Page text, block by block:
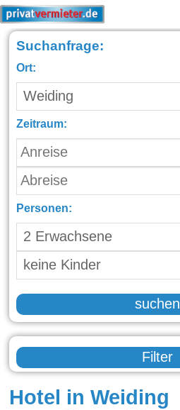
Suchanfrage:
Ort:
Zeitraum:
Personen:
suchen
Filter
Hotel in Weiding